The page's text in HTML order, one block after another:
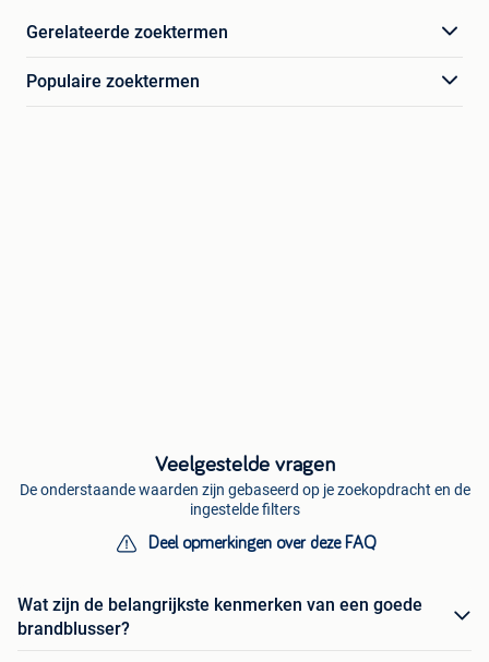
Gerelateerde zoektermen
Populaire zoektermen
Veelgestelde vragen
De onderstaande waarden zijn gebaseerd op je zoekopdracht en de
ingestelde filters
Deel opmerkingen over deze FAQ
Wat zijn de belangrijkste kenmerken van een goede
brandblusser?